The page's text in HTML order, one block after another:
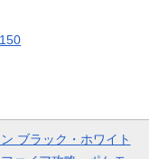
ブラック・ホワイト